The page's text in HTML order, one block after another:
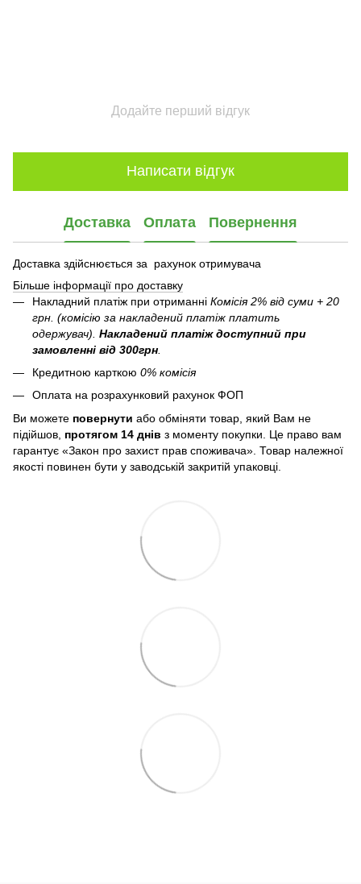
Додайте перший відгук
Написати відгук
Доставка Оплата Повернення
Доставка здійснюється за рахунок отримувача
Більше інформації про доставку
Накладний платіж при отриманні Комісія 2% від суми + 20
грн. (комісію за накладений платіж платить
одержувач). Накладений платіж доступний при
замовленні від 300грн
Кредитною карткою 0% комісія
Оплата на розрахунковий рахунок ФОП
Ви можете повернути або обміняти товар, який Вам не
підійшов, протягом 14 днів з моменту покупки. Це право вам
гарантує «Закон про захист прав споживача». Товар належної
якості повинен бути у заводській закритій упаковці.